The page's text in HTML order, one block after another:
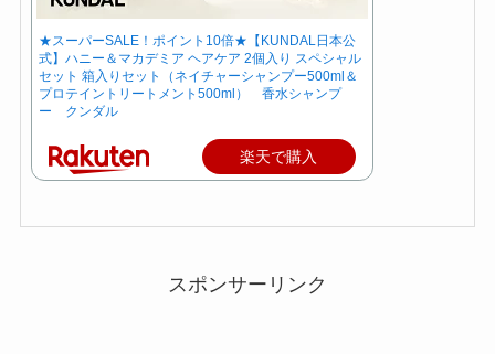
★スーパーSALE！ポイント10倍★【KUNDAL日本公
式】ハニー＆マカデミア ヘアケア 2個入り スペシャル
セット 箱入りセット（ネイチャーシャンプー500ml＆
プロテイントリートメント500ml） 香水シャンプ
ー クンダル
楽天で購入
スポンサーリンク